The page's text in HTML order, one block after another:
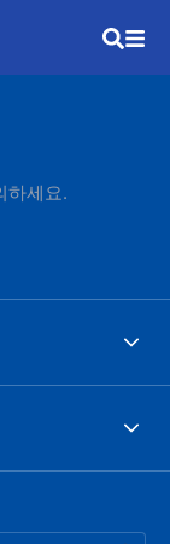
하세요.